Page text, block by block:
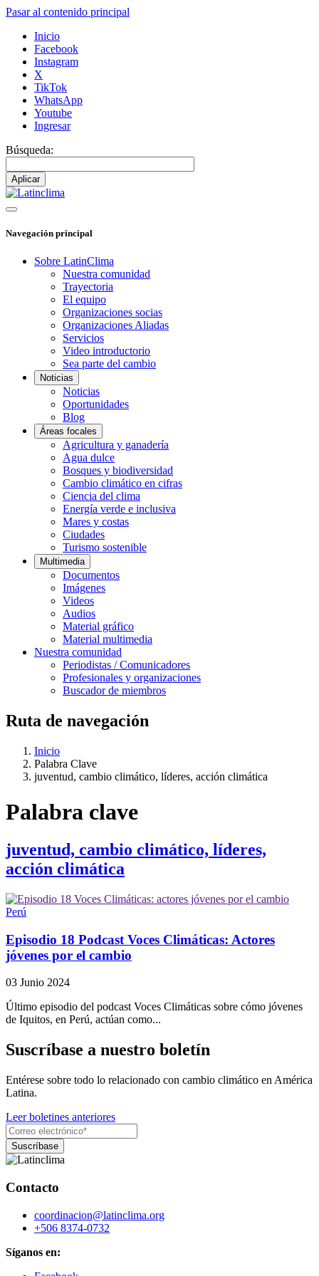
Pasar al contenido principal
Inicio
Facebook
Instagram
X
TikTok
WhatsApp
Youtube
Ingresar
Búsqueda:
Navegación principal
Sobre LatinClima
Nuestra comunidad
Trayectoria
El equipo
Organizaciones socias
Organizaciones Aliadas
Servicios
Video introductorio
Sea parte del cambio
Noticias
Noticias
Oportunidades
Blog
Áreas focales
Agricultura y ganadería
Agua dulce
Bosques y biodiversidad
Cambio climático en cifras
Ciencia del clima
Energía verde e inclusiva
Mares y costas
Ciudades
Turismo sostenible
Multimedia
Documentos
Imágenes
Videos
Audios
Material gráfico
Material multimedia
Nuestra comunidad
Periodistas / Comunicadores
Profesionales y organizaciones
Buscador de miembros
Ruta de navegación
Inicio
Palabra Clave
juventud, cambio climático, líderes, acción climática
Palabra clave
juventud, cambio climático, líderes,
acción climática
Perú
Episodio 18 Podcast Voces Climáticas: Actores
jóvenes por el cambio
03 Junio 2024
Último episodio del podcast Voces Climáticas sobre cómo jóvenes
de Iquitos, en Perú, actúan como...
Suscríbase a nuestro boletín
Entérese sobre todo lo relacionado con cambio climático en América
Latina.
Leer boletines anteriores
Contacto
coordinacion@latinclima.org
+506 8374-0732
Síganos en: